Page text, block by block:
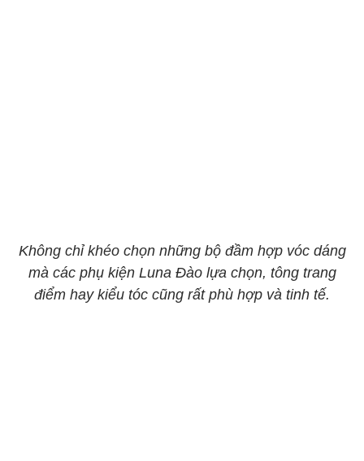
Không chỉ khéo chọn những bộ đầm hợp vóc dáng
mà các phụ kiện Luna Đào lựa chọn, tông trang
điểm hay kiểu tóc cũng rất phù hợp và tinh tế.